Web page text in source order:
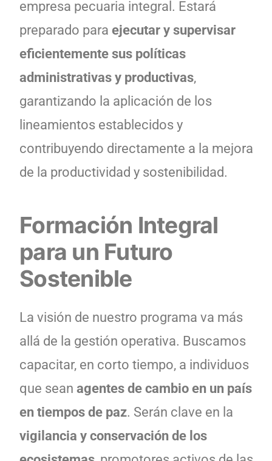
empresa pecuaria integral. Estará
preparado para ejecutar y supervisar
eficientemente sus políticas
administrativas y productivas,
garantizando la aplicación de los
lineamientos establecidos y
contribuyendo directamente a la mejora
de la productividad y sostenibilidad.
Formación Integral
para un Futuro
Sostenible
La visión de nuestro programa va más
allá de la gestión operativa. Buscamos
capacitar, en corto tiempo, a individuos
que sean agentes de cambio en un país
en tiempos de paz. Serán clave en la
vigilancia y conservación de los